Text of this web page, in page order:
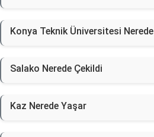
Konya Teknik Üniversitesi Nerede
Salako Nerede Çekildi
Kaz Nerede Yaşar